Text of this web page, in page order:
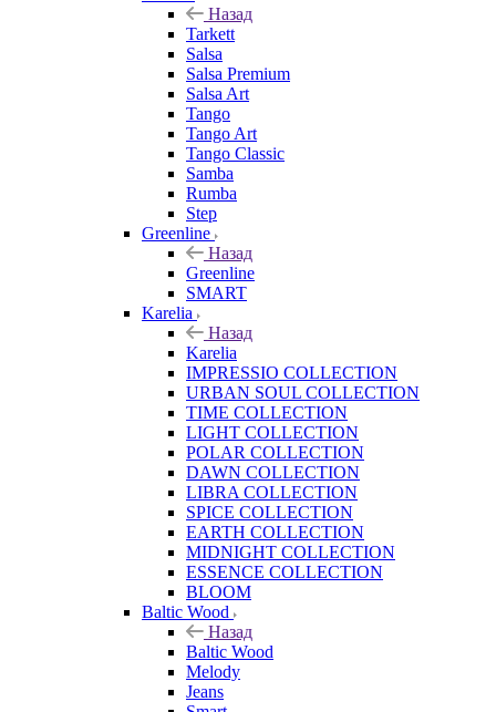
Назад
Tarkett
Salsa
Salsa Premium
Salsa Art
Tango
Tango Art
Tango Classic
Samba
Rumba
Step
Greenline
Назад
Greenline
SMART
Karelia
Назад
Karelia
IMPRESSIO COLLECTION
URBAN SOUL COLLECTION
TIME COLLECTION
LIGHT COLLECTION
POLAR COLLECTION
DAWN COLLECTION
LIBRA COLLECTION
SPICE COLLECTION
EARTH COLLECTION
MIDNIGHT COLLECTION
ESSENCE COLLECTION
BLOOM
Baltic Wood
Назад
Baltic Wood
Melody
Jeans